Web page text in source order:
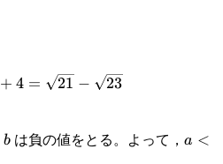
+ 4 = 21 − 23
bは負の値をとる。よって，a <